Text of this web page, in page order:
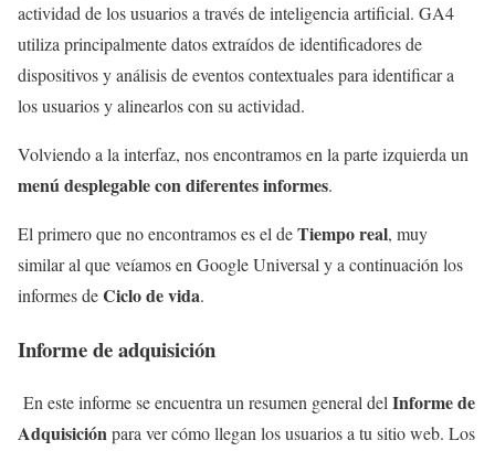
actividad de los usuarios a través de inteligencia artificial. GA4
utiliza principalmente datos extraídos de identificadores de
dispositivos y análisis de eventos contextuales para identificar a
los usuarios y alinearlos con su actividad.
Volviendo a la interfaz, nos encontramos en la parte izquierda un
menú desplegable con diferentes informes.
El primero que no encontramos es el deTiempo real, muy
similar al que veíamos en Google Universal y a continuación los
informes deCiclo de vida.
Informe de adquisición
En este informe se encuentra un resumen general delInforme de
Adquisiciónpara ver cómo llegan los usuarios a tu sitio web. Los